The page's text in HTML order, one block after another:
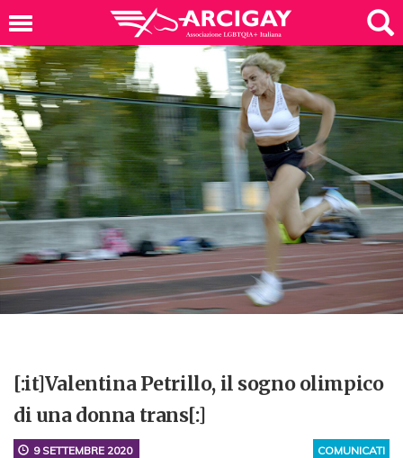
[:it]Valentina Petrillo, il sogno olimpico
di una donna trans[:]
COMUNICATI
9 SETTEMBRE 2020